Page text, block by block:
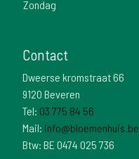
Zondag
Contact
Dweerse kromstraat 66
9120 Beveren
Tel: 03 775 84 56
Mail: info@bloemenhuis.be
Btw: BE 0474 025 736